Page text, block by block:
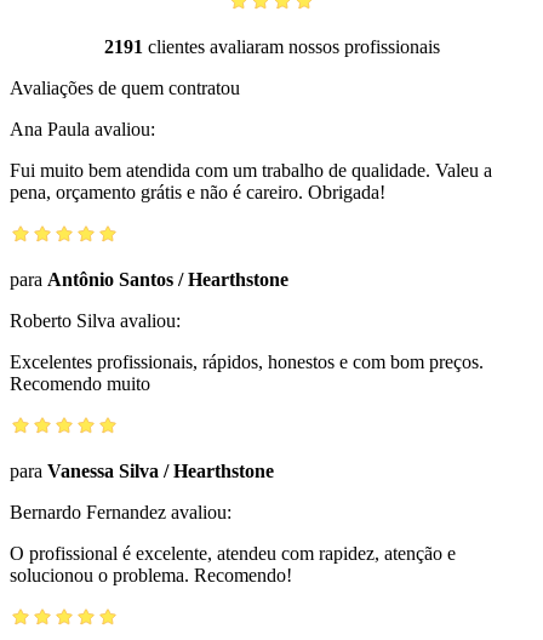
2191 clientes avaliaram nossos profissionais
Avaliações de quem contratou
Ana Paula avaliou:
Fui muito bem atendida com um trabalho de qualidade. Valeu a
pena, orçamento grátis e não é careiro. Obrigada!
para Antônio Santos /Hearthstone
Roberto Silva avaliou:
Excelentes profissionais, rápidos, honestos e com bom preços.
Recomendo muito
para Vanessa Silva /Hearthstone
Bernardo Fernandez avaliou:
O profissional é excelente, atendeu com rapidez, atenção e
solucionou o problema. Recomendo!